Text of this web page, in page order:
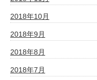
2018年10月
2018年9月
2018年8月
2018年7月